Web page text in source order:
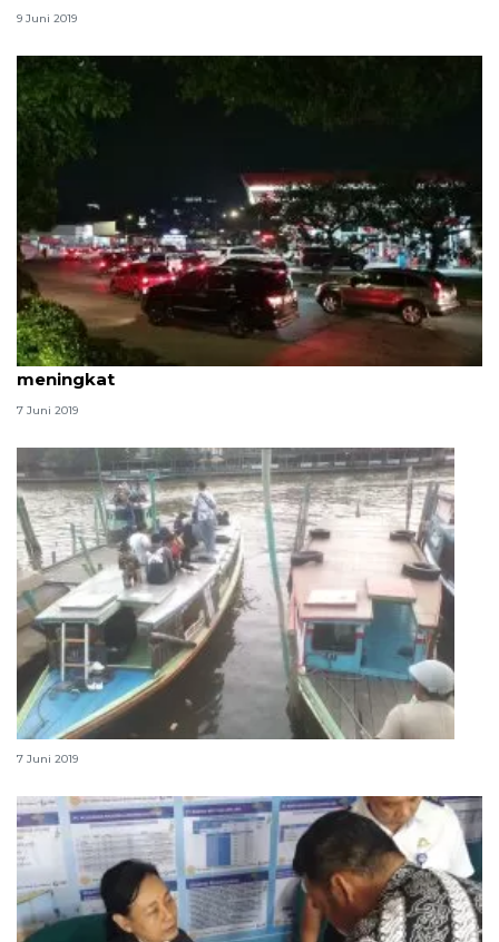
9 Juni 2019
Arus balik di Rest Area KM 125B Cimahi mulai
meningkat
7 Juni 2019
Wisata susur Sungai Martapura ramai kunjungan
7 Juni 2019